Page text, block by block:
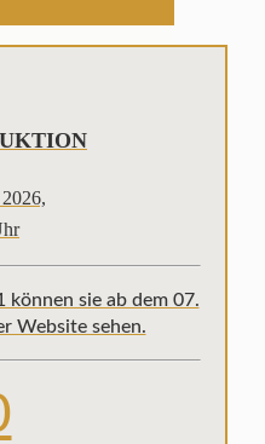
können sie ab dem 07.
Website sehen.